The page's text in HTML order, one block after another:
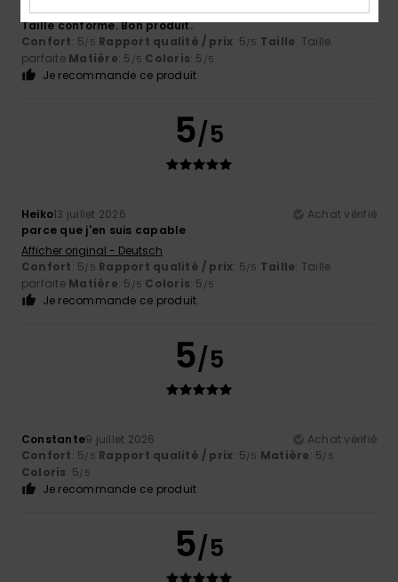
Alain14 juillet 2026
Achat vérifié
Taille conforme. Bon produit.
Confort: 5/5 Rapport qualité / prix: 5/5 Taille: Taille
parfaite Matière: 5 /5 Coloris: 5 /5
Je recommande ce produit
5/5
Heiko13 juillet 2026
Achat vérifié
parce que j'en suis capable
Afficher original - Deutsch
Confort: 5/5 Rapport qualité / prix: 5/5 Taille: Taille
parfaite Matière: 5 /5 Coloris: 5 /5
Je recommande ce produit
5/5
Constante9 juillet 2026
Achat vérifié
Confort: 5/5 Rapport qualité / prix: 5/5 Matière: 5/5
Coloris: 5/5
Je recommande ce produit
5/5